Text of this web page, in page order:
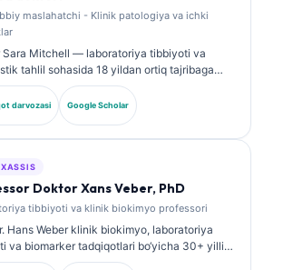
maslahatchi - Klinik patologiya va ichki
Sara Mitchell — laboratoriya tibbiyoti va
tahlil sohasida 18 yildan ortiq tajribaga
tomonidan tasdiqlangan klinik patolog.
biokimyo bo‘yicha ixtisoslashtirilgan
ega va klinik amaliyotda biomarker
darvozasi Google Scholar
Doktor Xans Veber, PhD
tibbiyoti va klinik biokimyo professori
Hans Weber klinik biokimyo, laboratoriya
va biomarker tadqiqotlari bo‘yicha 30+ yillik
ega. Germaniya Klinik biokimyo jamiyatining